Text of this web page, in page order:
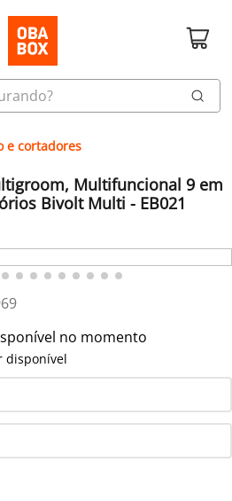
e cortadores
Multifuncional 9 em
Bivolt Multi - EB021
no momento
disponível